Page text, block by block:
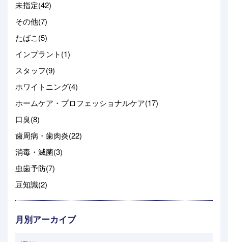
未指定(42)
その他(7)
たばこ(5)
インプラント(1)
スタッフ(9)
ホワイトニング(4)
ホームケア・プロフェッショナルケア(17)
口臭(8)
歯周病・歯肉炎(22)
消毒・滅菌(3)
虫歯予防(7)
豆知識(2)
月別アーカイブ